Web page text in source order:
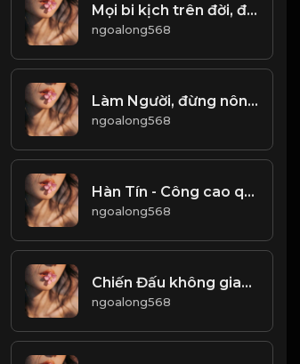
Mọi bi kịch trên đời, đều xuất phát từ TIỀN! & Đạo
ngoalong568
Làm Người, đừng nôn nóng xông hơi! Đạo
ngoalong568
Hàn Tín - Công cao quá chủ, tự chuốc họa sát thân! & Đạo
ngoalong568
Chiến Đấu không gian nan, chiến thắng không vinh quang! Đạo
ngoalong568